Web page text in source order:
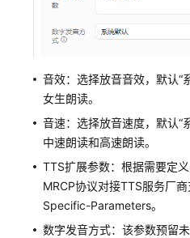
结
元
音
视
切
换
放
音效：选择放音音效，默认“
女生朗读。
音速：选择放音速度，默认“
中速朗读和高速朗读。
TTS扩展参数：根据需要定
MRCP协议对接TTS服务厂
Specific-Parameters。
数字发音方式：该参数预留未